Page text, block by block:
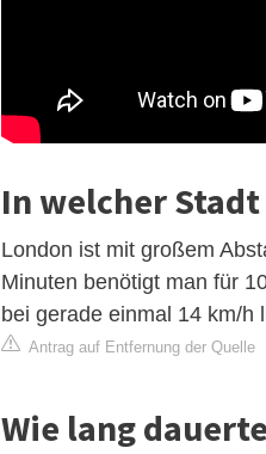
In welcher
London ist mit großem
Minuten benötigt man für
bei gerade einmal 14 km/h
Antrag auf Entfernung der Quelle
Wie lang